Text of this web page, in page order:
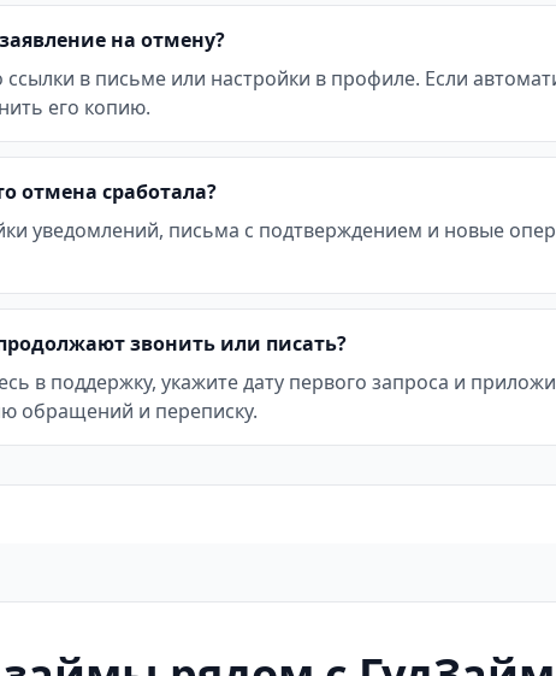
на отмену?
ссылки в письме или настройки в профиле. Если
его копию.
отмена сработала?
уведомлений, письма с подтверждением и новые
звонить или писать?
в поддержку, укажите дату первого запроса и
обращений и переписку.